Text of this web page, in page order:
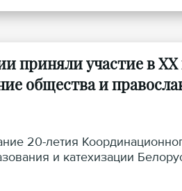
приняли участие в
общества и
20-летия
и катехизации